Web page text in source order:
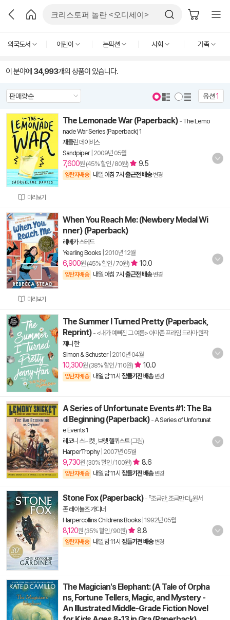
외국도서 어린이 논픽션 사회 가족
이 분야에 34,993개의 상품이 있습니다.
옵션1
미리보기
The Lemonade War (Paperback) - The Lemo
nade War Series (Paperback) 1
재클린 데이비스
Sandpiper| 2009년 05월
7,600원 (45% 할인 / 80원) 9.5
양탄자배송 내일 아침 7시 출근전 배송 변경
미리보기
When You Reach Me: (Newbery Medal Wi
nner) (Paperback)
레베카 스테드
Yearling Books 2010년 12월
6,900원 (45% 할인 / 70원) 10.0
양탄자배송 내일 아침 7시 출근전 배송 변경
The Summer I Turned Pretty (Paperback,
Reprint) - <내가 예뻐진 그 여름> 아마존 프라임 드라마 원작
제니 한
Simon & Schuster| 2010년 04월
10,300원 (38% 할인 / 110원) 10.0
양탄자배송 내일 밤 11시 잠들기전 배송 변경
A Series of Unfortunate Events #1: The Ba
d Beginning (Paperback) -A Series of Unfortunat
e Events 1
레모니 스니켓 브렛 헬퀴스트(그림)
HarperTrophy| 2007년 05월
9,730원 (30% 할인 / 100원) 8.6
양탄자배송 내일 밤 11시 잠들기전 배송 변경
Stone Fox (Paperback) - 『조금만, 조금만 더』원서
존 레이놀즈 가디너
Harpercollins Childrens Books 1992년 05월
8,120원 (35% 할인 / 90원) 8.8
양탄자배송 내일 밤 11시 잠들기전 배송 변경
The Magician's Elephant: (A Tale of Orpha
ns, Fortune Tellers, Magic, and Mystery -
An Illustrated Middle-Grade Fiction Novel